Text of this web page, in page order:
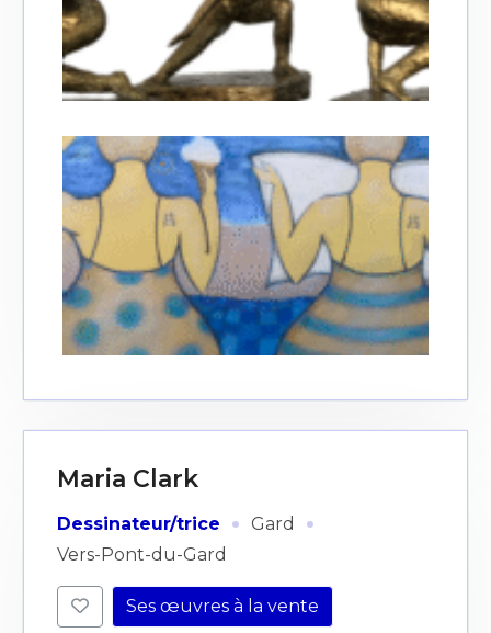
Maria Clark
Dessinateur/trice · Gard ·
Vers-Pont-du-Gard
Ses œuvres à la vente